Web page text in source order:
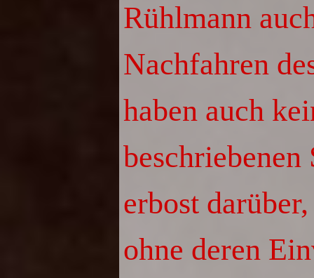
Rühlmann
Nachfahren
haben auch
erbost
ohne deren